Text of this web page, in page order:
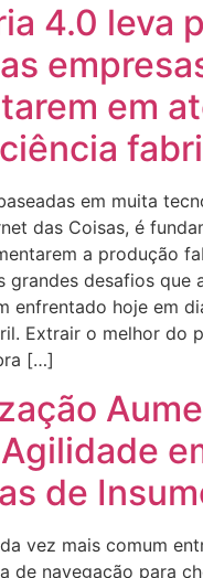
4.0 leva
em
em muita
das Coisas, é
a produção
grandes desafios que
enfrentado hoje em
Extrair o melhor do
[…]
de
vez mais comum
de navegação para